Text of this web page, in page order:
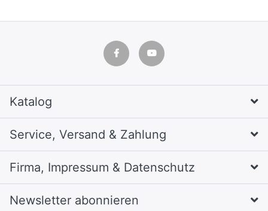
Katalog
Service, Versand & Zahlung
Firma, Impressum & Datenschutz
Newsletter abonnieren